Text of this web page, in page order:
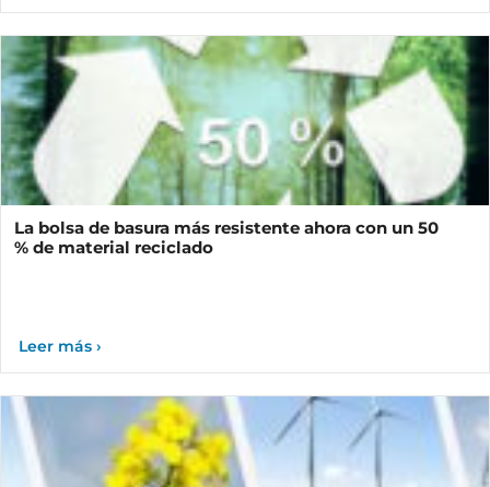
La bolsa de basura más resistente ahora con un 50
% de material reciclado